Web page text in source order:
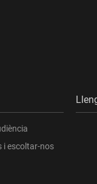
i escoltar-nos